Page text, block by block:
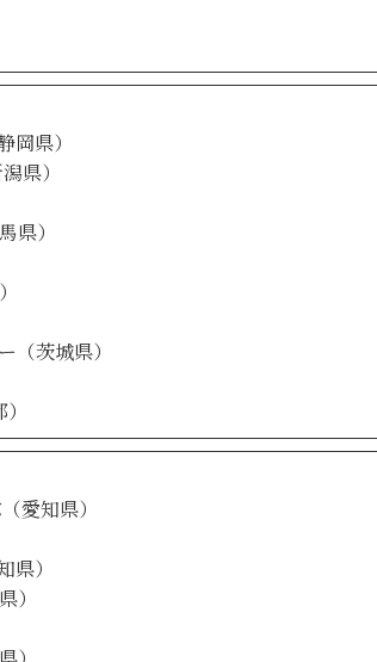
県）
県）
県）
茨城県）
愛知県）
）
）